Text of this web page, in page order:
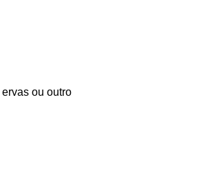
ou outro